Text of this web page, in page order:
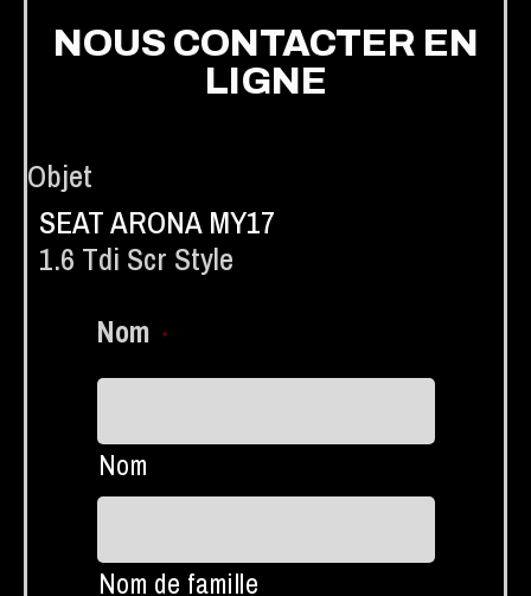
NOUS CONTACTER EN
LIGNE
Objet
SEAT ARONA MY17
1.6 Tdi Scr Style
Nom *
Nom
Nom de famille